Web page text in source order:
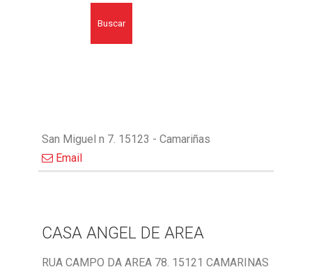
Buscar
San Miguel n 7. 15123 - Camariñas
Email
CASA ANGEL DE AREA
RUA CAMPO DA AREA 78. 15121 CAMARINAS